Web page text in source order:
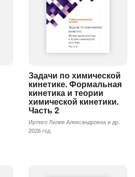
Задачи по химической
кинетике. Формальная
кинетика и теории
химической кинетики.
Часть 2
Иртюго Лилия Александровна и др.
2026 год